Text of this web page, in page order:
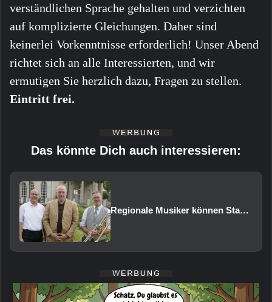
verständlichen Sprache gehalten und verzichten
auf komplizierte Gleichungen. Daher sind
keinerlei Vorkenntnisse erforderlich! Unser Abend
richtet sich an alle Interessierten, und wir
ermutigen Sie herzlich dazu, Fragen zu stellen.
Eintritt frei.
Das könnte Dich auch interessieren:
Regionale Musiker können Staatsbad Philharmonie im Februar 2027 vertreten